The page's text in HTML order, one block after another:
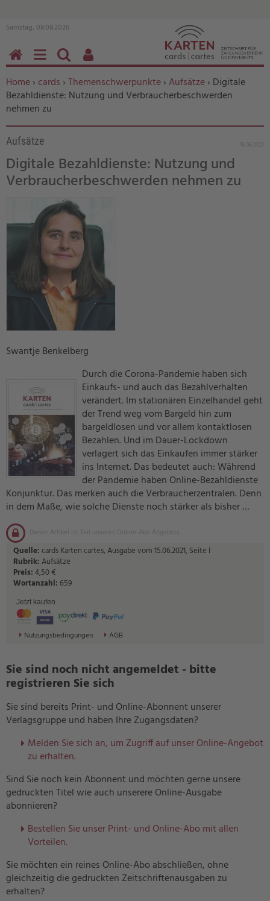
Samstag, 08.08.2026
Sie befinden sich hier:
Home› cards ›Themenschwerpunkte› Aufsätze› Digitale
Bezahldienste: Nutzung und Verbraucherbeschwerden
nehmen zu
Aufsätze
Digitale Bezahldienste: Nutzung und
Verbraucherbeschwerden nehmen zu
Swantje Benkelberg
Durch die Corona-Pandemie haben sich
Einkaufs- und auch das Bezahlverhalten
verändert. Im stationären Einzelhandel geht
der Trend weg vom Bargeld hin zum
bargeldlosen und vor allem kontaktlosen
Bezahlen. Und im Dauer-Lockdown
verlagert sich das Einkaufen immer stärker
ins Internet. Das bedeutet auch: Während
der Pandemie haben Online-Bezahldienste
Konjunktur. Das merken auch die Verbraucherzentralen. Denn
in dem Maße, wie solche Dienste noch stärker als bisher …
Dieser Artikel ist Teil unseres Online-Abo Angebots.
Quelle:cards Karten cartes, Ausgabe vom 15.06.2021, Seite I
Rubrik:Aufsätze
Preis:4,50 €
Wortanzahl: 659
Jetzt kaufen
Nutzungsbedingungen AGB
Sie sind noch nicht angemeldet - bitte
registrieren Sie sich
Sie sind bereits Print- und Online-Abonnent unserer
Verlagsgruppe und haben Ihre Zugangsdaten?
Melden Sie sich an, um Zugriff auf unser Online-Angebot
zu erhalten.
Sind Sie noch kein Abonnent und möchten gerne unsere
gedruckten Titel wie auch unserere Online-Ausgabe
abonnieren?
Bestellen Sie unser Print- und Online-Abo mit allen
Vorteilen.
Sie möchten ein reines Online-Abo abschließen, ohne
gleichzeitig die gedruckten Zeitschriftenausgaben zu
erhalten?
HOMEMENÜSUCHEN
BENUTZERFUNKTIONEN